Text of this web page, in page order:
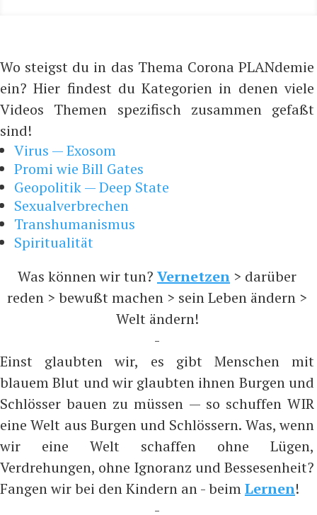
Wo steigst du in das Thema Corona PLANdemie
ein? Hier findest du Kategorien in denen viele
Videos Themen spezifisch zusammen gefaßt
sind!
Virus — Exosom
Promi wie Bill Gates
Geopolitik — Deep State
Sexualverbrechen
Transhumanismus
Spiritualität
Was können wir tun? Vernetzen > darüber
reden > bewußt machen > sein Leben ändern >
Welt ändern!
-
Einst glaubten wir, es gibt Menschen mit
blauem Blut und wir glaubten ihnen Burgen und
Schlösser bauen zu müssen — so schuffen WIR
eine Welt aus Burgen und Schlössern. Was, wenn
wir eine Welt schaffen ohne Lügen,
Verdrehungen, ohne Ignoranz und Bessesenheit?
Fangen wir bei den Kindern an - beimLernen!
-